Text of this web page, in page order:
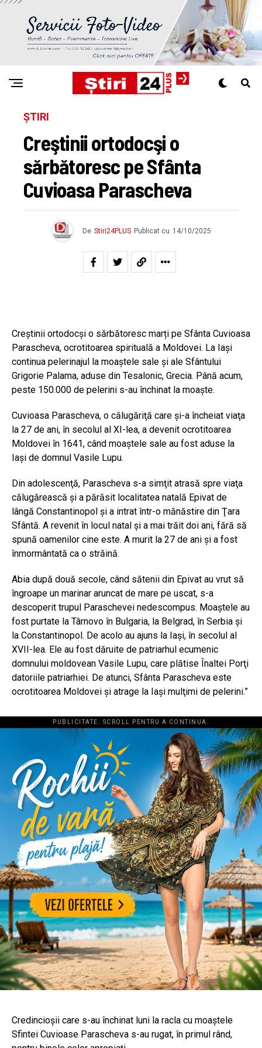
ȘTIRI
Creştinii ortodocşi o
sărbătoresc pe Sfânta
Cuvioasa Parascheva
De Stiri24PLUS Publicat cu 14/10/2025
Creştinii ortodocşi o sărbătoresc marți pe Sfânta Cuvioasa
Parascheva, ocrotitoarea spirituală a Moldovei. La Iaşi
continua pelerinajul la moaştele sale şi ale Sfântului
Grigorie Palama, aduse din Tesalonic, Grecia. Până acum,
peste 150.000 de pelerini s-au închinat la moaşte.
Cuvioasa Parascheva, o călugăriţă care şi-a încheiat viaţa
la 27 de ani, în secolul al XI-lea, a devenit ocrotitoarea
Moldovei în 1641, când moaştele sale au fost aduse la
Iaşi de domnul Vasile Lupu.
Din adolescenţă, Parascheva s-a simţit atrasă spre viaţa
călugărească şi a părăsit localitatea natală Epivat de
lângă Constantinopol şi a intrat într-o mănăstire din Ţara
Sfântă. A revenit în locul natal şi a mai trăit doi ani, fără să
spună oamenilor cine este. A murit la 27 de ani şi a fost
înmormântată ca o străină.
Abia după două secole, când sătenii din Epivat au vrut să
îngroape un marinar aruncat de mare pe uscat, s-a
descoperit trupul Paraschevei nedescompus. Moaştele au
fost purtate la Târnovo în Bulgaria, la Belgrad, în Serbia şi
la Constantinopol. De acolo au ajuns la Iaşi, în secolul al
XVII-lea. Ele au fost dăruite de patriarhul ecumenic
domnului moldovean Vasile Lupu, care plătise Înaltei Porţi
datoriile patriarhiei. De atunci, Sfânta Parascheva este
ocrotitoarea Moldovei şi atrage la Iaşi mulţimi de pelerini.”
PUBLICITATE. SCROLL PENTRU A CONTINUA.
Credincioşii care s-au închinat luni la racla cu moaştele
Sfintei Cuvioase Parascheva s-au rugat, în primul rând,